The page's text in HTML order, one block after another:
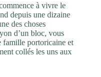
à vivre le
depuis une dizaine
des choses
d’un bloc, vous
famille portoricaine et
collés les uns aux